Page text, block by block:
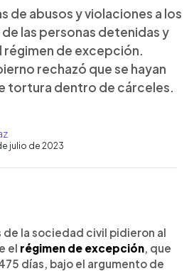
de abusos y violaciones a los
las personas detenidas y
régimen de excepción.
rechazó que se hayan
tortura dentro de cárceles.
julio de 2023
de la sociedad civil pidieron al
el régimen de excepción , que
días, bajo el argumento de